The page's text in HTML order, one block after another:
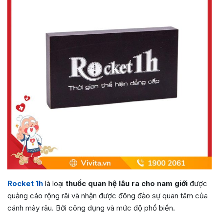
Rocket 1h là loại thuốc quan hệ lâu ra cho nam giới được
quảng cáo rộng rãi và nhận được đông đảo sự quan tâm của
cánh mày râu. Bởi công dụng và mức độ phổ biến.